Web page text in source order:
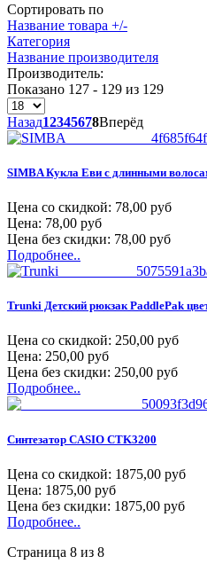
Сортировать по
Название товара +/-
Категория
Название производителя
Производитель:
Показано 127 - 129 из 129
Назад12345678Вперёд
SIMBA Кукла Еви с длинными
Цена со скидкой: 78,00 руб
Цена: 78,00 руб
Цена без скидки: 78,00 руб
Подробнее..
Trunki Детский рюкзак PaddlePak
Цена со скидкой: 250,00 руб
Цена: 250,00 руб
Цена без скидки: 250,00 руб
Подробнее..
Синтезатор CASIO CTK3200
Цена со скидкой: 1875,00 руб
Цена: 1875,00 руб
Цена без скидки: 1875,00 руб
Подробнее..
Страница 8 из 8